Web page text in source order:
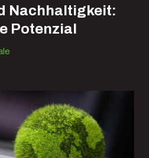
Nachhaltigkeit:
Potenzial